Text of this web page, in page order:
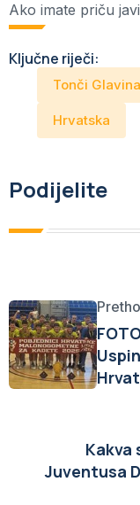
Ako imate priču
Ključne riječi:
Tonči Glavina
Hrvatska
Podijelite
Kakva
Juventusa